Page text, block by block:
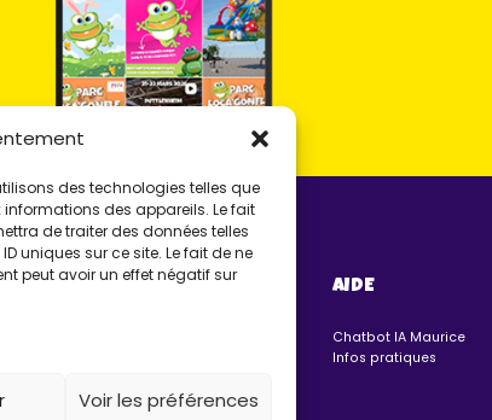
des technologies telles que
des appareils. Le fait
de traiter des données telles
uniques sur ce site. Le fait de ne
peut avoir un effet négatif sur
Voir les préférences
LOCA'GONFLE UNIVERS
Karting ludo-éducatif
AIDE
Chatbot IA Maurice
Infos pratiques